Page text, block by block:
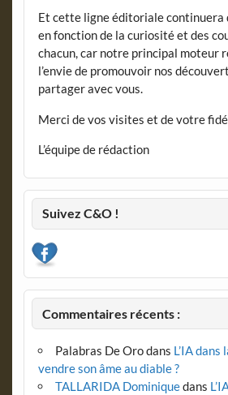
Et cette ligne éditoriale continuera
en fonction de la curiosité et des
chacun, car notre principal moteur
l’envie de promouvoir nos
partager avec vous.
Merci de vos visites et de votre
L’équipe de rédaction
Suivez C&O !
Commentaires récents :
Palabras De Orodans L’IA dans
vendre son âme au diable ?
TALLARIDA Dominiquedans